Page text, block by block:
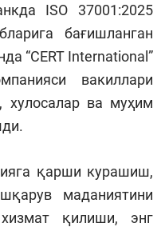
ISO 37001:2025
бағишланган
“CERT International”
вакиллари
хулосалар ва муҳим
қарши курашиш,
маданиятини
қилиши, энг